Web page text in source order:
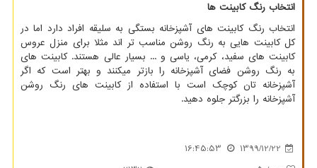
انتخاب رنگ کابینت ها
انتخاب رنگ کابینت های آشپزخانه بستگی به سلیقه افراد دارد اما در
کل کابینت هایی به رنگ روشن مناسب تر اند مثلا برای منزل عروس
کابینت های سفید، کرمی، یاسی و ... بسیار عالی هستند. کابینت های
به رنگ روشن فضای آشپزخانه را بازتر میکنند و بهتر است که اگر
آشپزخانه تان کوچک است با استفاده از کابینت های رنگ روشن
آشپزخانه را بزرگتر جلوه دهید.
1399/12/22
16:45:53